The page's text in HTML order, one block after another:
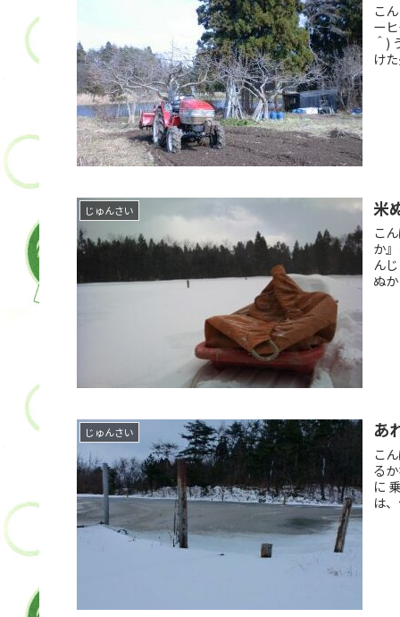
こ
ー
＾)
け
じゅんさい 米
こ
か
ん
ぬ
じゅんさい あ
こ
る
に
は